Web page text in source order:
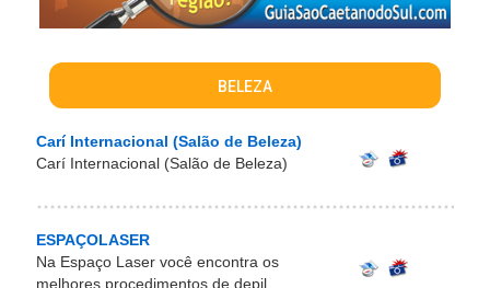
BELEZA
Carí Internacional (Salão de Beleza)
Carí Internacional (Salão de Beleza)
ESPAÇOLASER
Na Espaço Laser você encontra os
melhores procedimentos de depil